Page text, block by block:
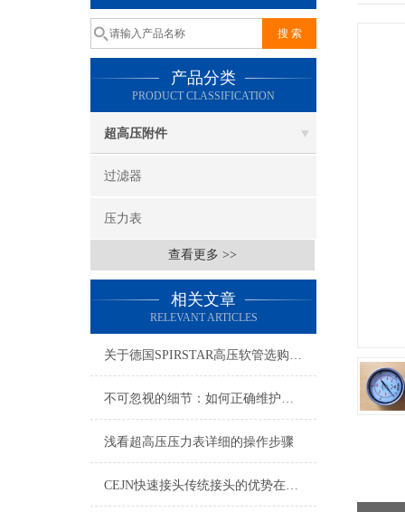
产品分类
PRODUCT CLASSIFICATION
超高压附件
过滤器
压力表
查看更多 >>
相关文章
RELEVANT ARTICLES
关于德国SPIRSTAR高压软管选购的指南如下
不可忽视的细节：如何正确维护您的超高压压力表？
浅看超高压压力表详细的操作步骤
CEJN快速接头传统接头的优势在哪里呢？